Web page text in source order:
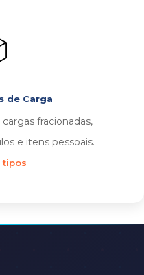
de Carga
fracionadas,
e itens pessoais.
tipos